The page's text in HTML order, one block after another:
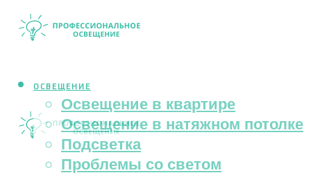
ОСВЕЩЕНИЕ
Освещение в квартире
Освещение в натяжном потолке
Подсветка
Проблемы со светом